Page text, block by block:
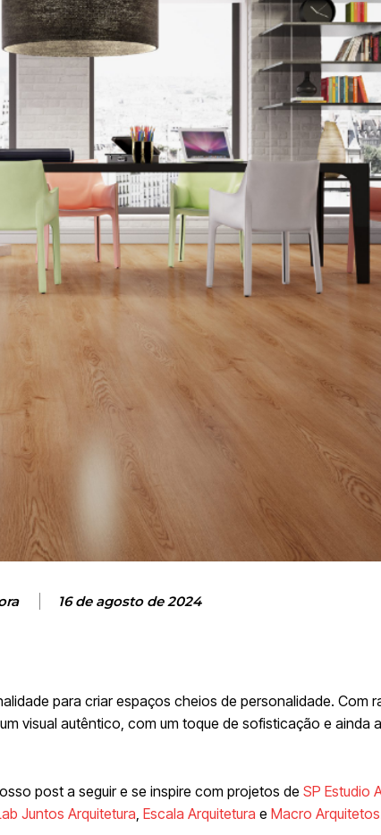
16 de agosto de 2024
para criar espaços cheios de personalidade. Com
visual autêntico, com um toque de sofisticação e ainda
post a seguir e se inspire com projetos de SP Estudio
Juntos Arquitetura, Escala Arquitetura e Macro Arquitetos